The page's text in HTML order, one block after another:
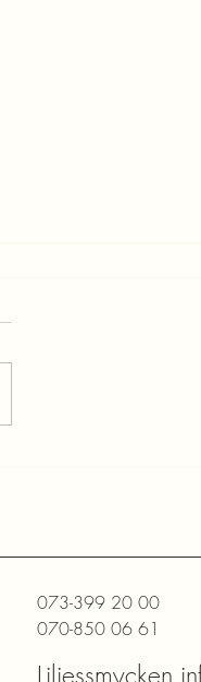
073-399 20 00
070-850 06 61